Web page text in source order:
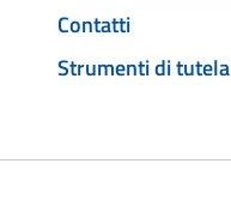
Contatti
Strumenti di tutela